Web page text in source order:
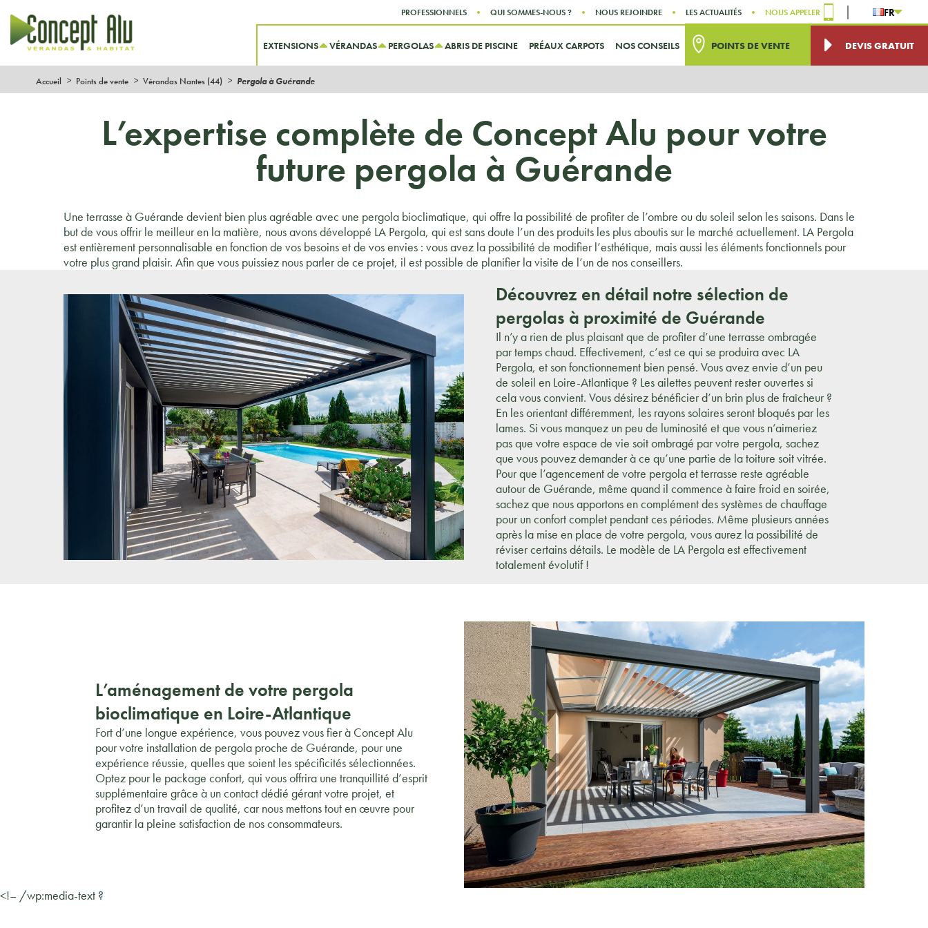
Aller au menu
Aller au contenu
PROFESSIONNELS QUI SOMMES-NOUS ? NOUS REJOINDRE LES ACTUALITÉS NOUS APPELER FR
EXTENSIONS VÉRANDAS PERGOLAS ABRIS DE PISCINE PRÉAUX CARPOTS NOS CONSEILS POINTS DE VENTE DEVIS GRATUIT
Accueil Points de vente Vérandas Nantes (44) Pergola à Guérande
L’expertise complète de Concept Alu pour votre
future pergola à Guérande
Une terrasse à Guérande devient bien plus agréable avec une pergola bioclimatique, qui offre la possibilité de profiter de l’ombre ou du soleil selon les saisons. Dans le
but de vous offrir le meilleur en la matière, nous avons développé LA Pergola, qui est sans doute l’un des produits les plus aboutis sur le marché actuellement. LA Pergola
est entièrement personnalisable en fonction de vos besoins et de vos envies : vous avez la possibilité de modifier l’esthétique, mais aussi les éléments fonctionnels pour
votre plus grand plaisir. Afin que vous puissiez nous parler de ce projet, il est possible de planifier la visite de l’un de nos conseillers.
Découvrez en détail notre sélection de
pergolas à proximité de Guérande
Il n’y a rien de plus plaisant que de profiter d’une terrasse ombragée
par temps chaud. Effectivement, c’est ce qui se produira avec LA
Pergola, et son fonctionnement bien pensé. Vous avez envie d’un peu
de soleil en Loire-Atlantique ? Les ailettes peuvent rester ouvertes si
cela vous convient. Vous désirez bénéficier d’un brin plus de fraîcheur ?
En les orientant différemment, les rayons solaires seront bloqués par les
lames. Si vous manquez un peu de luminosité et que vous n’aimeriez
pas que votre espace de vie soit ombragé par votre pergola, sachez
que vous pouvez demander à ce qu’une partie de la toiture soit vitrée.
Pour que l’agencement de votre pergola et terrasse reste agréable
autour de Guérande, même quand il commence à faire froid en soirée,
sachez que nous apportons en complément des systèmes de chauffage
pour un confort complet pendant ces périodes. Même plusieurs années
après la mise en place de votre pergola, vous aurez la possibilité de
réviser certains détails. Le modèle de LA Pergola est effectivement
totalement évolutif !
L’aménagement de votre pergola
bioclimatique en Loire-Atlantique
Fort d’une longue expérience, vous pouvez vous fier à Concept Alu
pour votre installation de pergola proche de Guérande, pour une
expérience réussie, quelles que soient les spécificités sélectionnées.
Optez pour le package confort, qui vous offrira une tranquillité d’esprit
supplémentaire grâce à un contact dédié gérant votre projet, et
profitez d’un travail de qualité, car nous mettons tout en œuvre pour
garantir la pleine satisfaction de nos consommateurs.
<!– /wp:media-text ?